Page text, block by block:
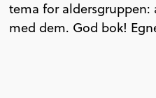
tema for
med dem. God bok!